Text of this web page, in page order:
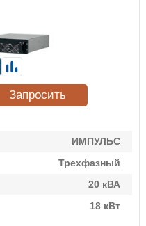
ИМПУЛЬС
Трехфазный
20 кВА
18 кВт
Запросить